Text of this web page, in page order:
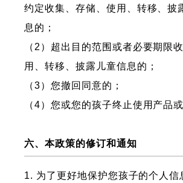
约定收集、存储、使用、转移、披
息的；
（2）超出目的范围或者必要期限
用、转移、披露儿童信息的；
（3）您撤回同意的；
（4）您或您的孩子终止使用产品
六、本政策的修订和通知
1. 为了更好地保护您孩子的个人信